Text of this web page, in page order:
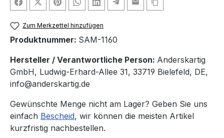
Zum Merkzettel hinzufügen
Produktnummer: SAM-1160
Hersteller / Verantwortliche Person: Anderskartig
GmbH, Ludwig-Erhard-Allee 31, 33719 Bielefeld, DE,
info@anderskartig.de
Gewünschte Menge nicht am Lager? Geben Sie uns
einfach Bescheid, wir können die meisten Artikel
kurzfristig nachbestellen.